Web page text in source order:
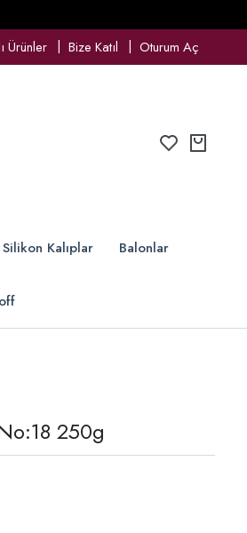
Ürünler Bize Katıl Oturum Aç
Silikon Kalıplar Balonlar
250g